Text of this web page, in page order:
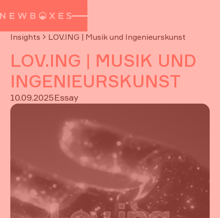
Insights LOV.ING | Musik und Ingenieurskunst
LOV.ING | MUSIK UND
INGENIEURSKUNST
10.09.2025Essay